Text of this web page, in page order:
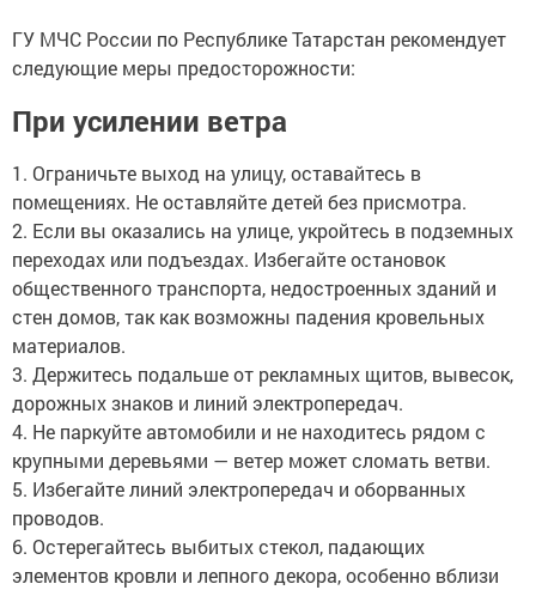
ГУ МЧС России по Республике Татарстан рекомендует
следующие меры предосторожности:
При усилении ветра
1. Ограничьте выход на улицу, оставайтесь в
помещениях. Не оставляйте детей без присмотра.
2. Если вы оказались на улице, укройтесь в подземных
переходах или подъездах. Избегайте остановок
общественного транспорта, недостроенных зданий и
стен домов, так как возможны падения кровельных
материалов.
3. Держитесь подальше от рекламных щитов, вывесок,
дорожных знаков и линий электропередач.
4. Не паркуйте автомобили и не находитесь рядом с
крупными деревьями — ветер может сломать ветви.
5. Избегайте линий электропередач и оборванных
проводов.
6. Остерегайтесь выбитых стекол, падающих
элементов кровли и лепного декора, особенно вблизи